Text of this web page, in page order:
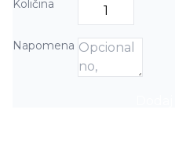
Količina
Napomena